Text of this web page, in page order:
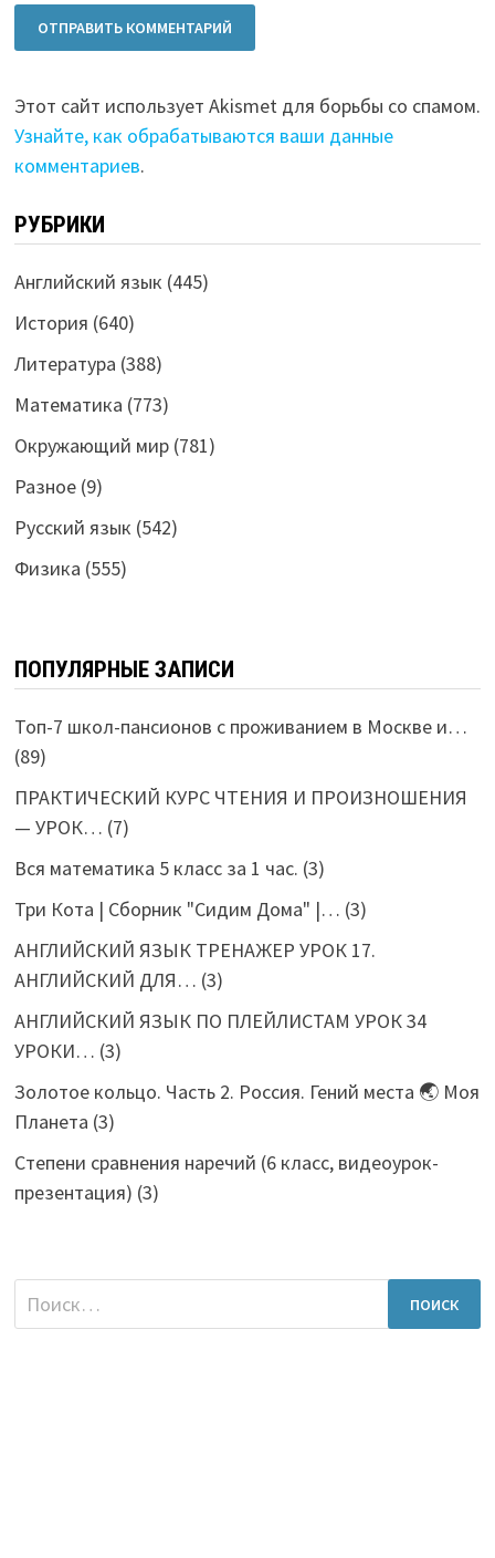
Этот сайт использует Akismet для борьбы со спамом.
Узнайте, как обрабатываются ваши данные
комментариев.
РУБРИКИ
Английский язык (445)
История (640)
Литература (388)
Математика (773)
Окружающий мир(781)
Разное(9)
Русский язык (542)
Физика (555)
ПОПУЛЯРНЫЕ ЗАПИСИ
Топ-7 школ-пансионов с проживанием в Москве и…
(89)
ПРАКТИЧЕСКИЙ КУРС ЧТЕНИЯ И ПРОИЗНОШЕНИЯ
— УРОК… (7)
Вся математика 5 класс за 1 час. (3)
Три Кота | Сборник "Сидим Дома" |… (3)
АНГЛИЙСКИЙ ЯЗЫК ТРЕНАЖЕР УРОК 17.
АНГЛИЙСКИЙ ДЛЯ… (3)
АНГЛИЙСКИЙ ЯЗЫК ПО ПЛЕЙЛИСТАМ УРОК 34
УРОКИ… (3)
Золотое кольцо. Часть 2. Россия. Гений места 🌏 Моя
Планета (3)
Степени сравнения наречий (6 класс, видеоурок-
презентация) (3)
Найти: